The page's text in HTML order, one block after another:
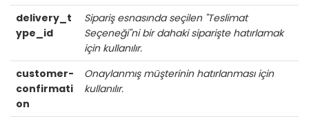
delivery_t
ype_id
Sipariş esnasında seçilen "Teslimat
Seçeneği"ni bir dahaki siparişte hatırlamak
için kullanılır.
customer-
confirmati
on
Onaylanmış müşterinin hatırlanması için
kullanılır.